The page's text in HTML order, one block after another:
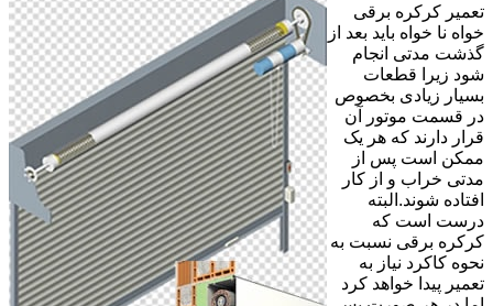
تعمیر کرکره برقی
خواه نا خواه باید بعد از
گذشت مدتی انجام
شود زیرا قطعات
بسیار زیادی بخصوص
در قسمت موتور آن
قرار دارند که هر یک
ممکن است پس از
مدتی خراب و از کار
افتاده شوند.البته
درست است که
کرکره برقی نسبت به
نحوه کاکرد نیاز به
تعمیر پیدا خواهد کرد